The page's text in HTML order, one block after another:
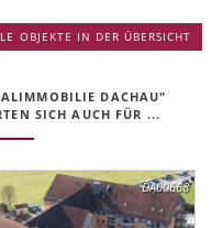
OBJEKTE IN DER ÜBERSICHT
DACHAU"
SICH AUCH FÜR ...
DA00668